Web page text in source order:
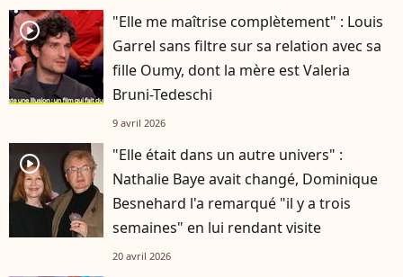
player2
"Elle me maîtrise complètement" : Louis
Garrel sans filtre sur sa relation avec sa
fille Oumy, dont la mère est Valeria
Bruni-Tedeschi
9 avril 2026
player2
"Elle était dans un autre univers" :
Nathalie Baye avait changé, Dominique
Besnehard l'a remarqué "il y a trois
semaines" en lui rendant visite
20 avril 2026